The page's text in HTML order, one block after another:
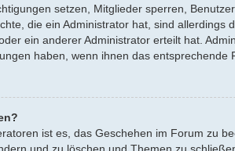
setzen, Mitglieder sperren,
die ein Administrator hat, sind allerdings
ein anderer Administrator erteilt hat.
haben, wenn ihnen das entsprechende
ist es, das Geschehen im Forum zu